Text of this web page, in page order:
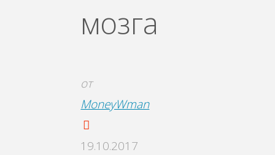
мозга
от
MoneyWman
19.10.2017